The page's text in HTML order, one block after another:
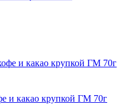
и какао крупкой ГМ 70г